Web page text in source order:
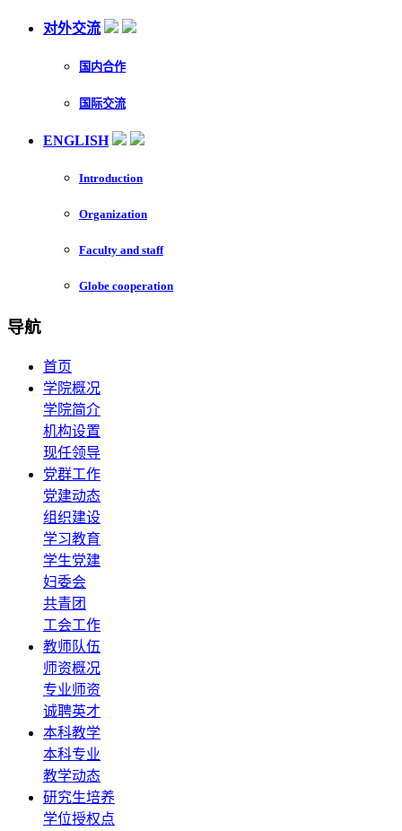
对外交流
国内合作
国际交流
ENGLISH
Introduction
Organization
Faculty and staff
Globe cooperation
导航
首页
学院概况
学院简介
机构设置
现任领导
党群工作
党建动态
组织建设
学习教育
学生党建
妇委会
共青团
工会工作
教师队伍
师资概况
专业师资
诚聘英才
本科教学
本科专业
教学动态
研究生培养
学位授权点